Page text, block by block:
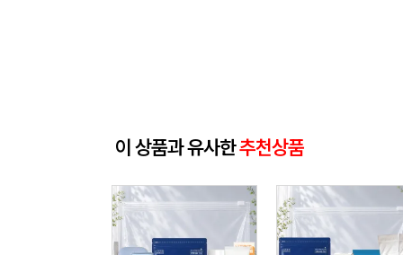
이 상품과 유사한추천상품